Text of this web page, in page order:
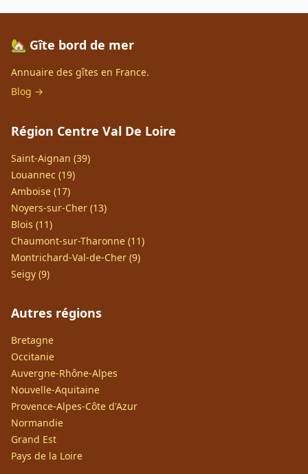
🏡 Gîte bord de mer
Annuaire des gîtes en France.
Blog →
Région Centre Val De Loire
Saint-Aignan (39)
Louannec (19)
Amboise (17)
Noyers-sur-Cher (13)
Blois (11)
Chaumont-sur-Tharonne (11)
Montrichard-Val-de-Cher (9)
Seigy (9)
Autres régions
Bretagne
Occitanie
Auvergne-Rhône-Alpes
Nouvelle-Aquitaine
Provence-Alpes-Côte d'Azur
Normandie
Grand Est
Pays de la Loire